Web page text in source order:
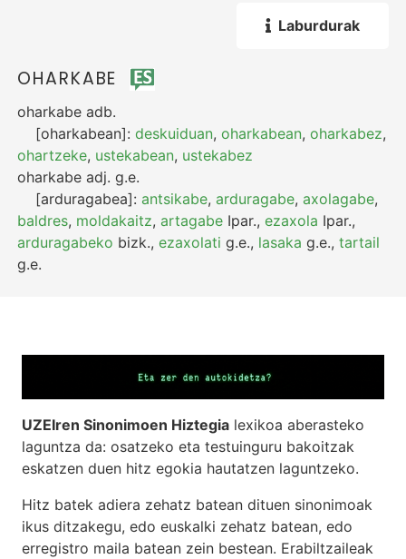
Laburdurak
OHARKABE
oharkabe adb.
[oharkabean]:deskuiduan,oharkabean,oharkabez,
ohartzeke, ustekabean, ustekabez
oharkabe adj. g.e.
[arduragabea]:antsikabe,arduragabe,axolagabe,
baldres, moldakaitz,artagabe Ipar.,ezaxola Ipar.,
arduragabeko bizk.,ezaxolati g.e., lasaka g.e.,tartail
g.e.
UZEIren Sinonimoen Hiztegia lexikoa aberasteko
laguntza da: osatzeko eta testuinguru bakoitzak
eskatzen duen hitz egokia hautatzen laguntzeko.
Hitz batek adiera zehatz batean dituen sinonimoak
ikus ditzakegu, edo euskalki zehatz batean, edo
erregistro maila batean zein bestean. Erabiltzaileak